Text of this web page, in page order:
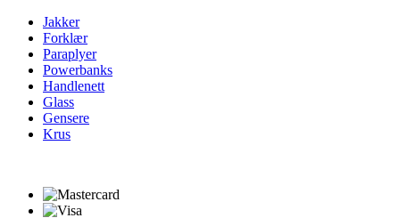
Jakker
Forklær
Paraplyer
Powerbanks
Handlenett
Glass
Gensere
Krus